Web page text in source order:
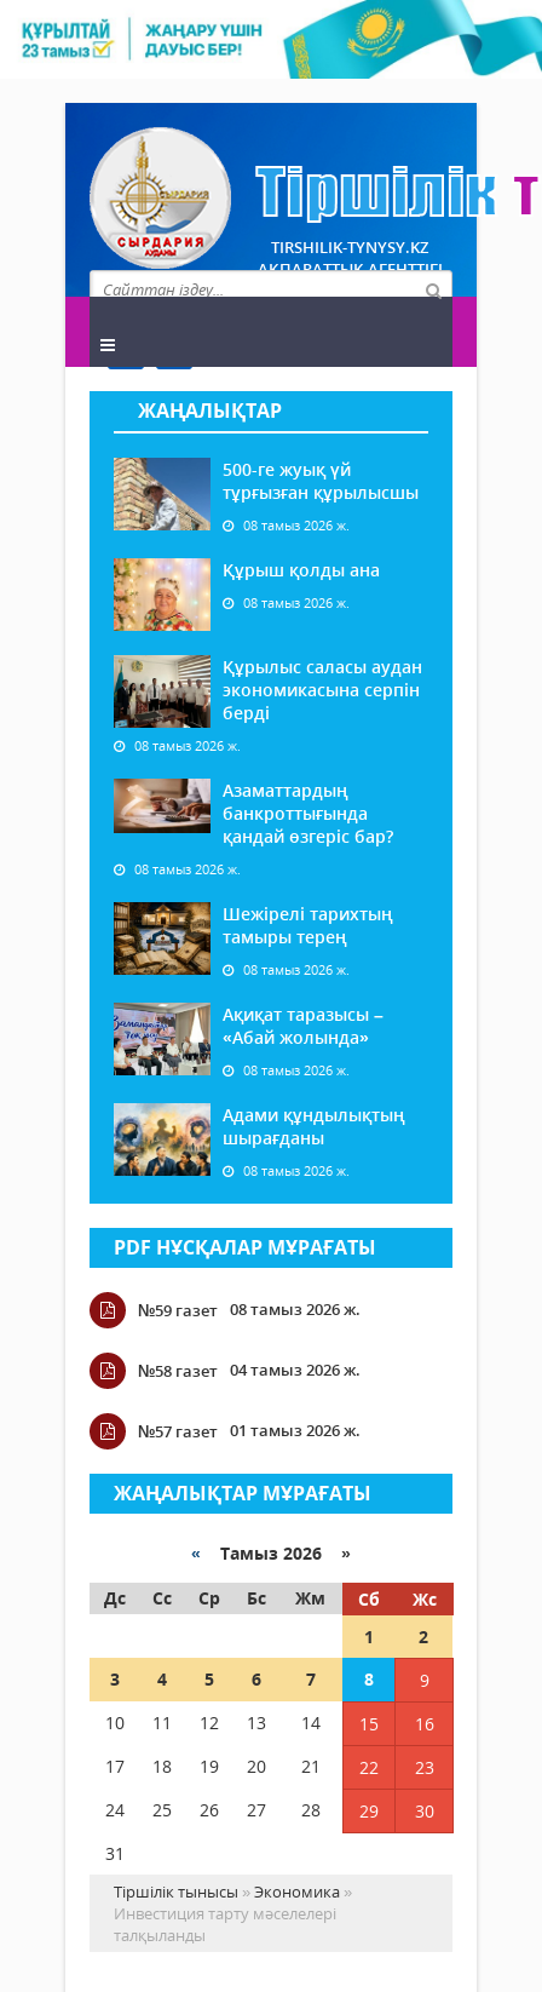
TIRSHILIK-TYNYSY.KZ
АҚПАРАТТЫҚ АГЕНТТІГІ
ЖАҢАЛЫҚТАР
500-ге жуық үй
тұрғызған құрылысшы
08 тамыз 2026 ж.
Құрыш қолды ана
08 тамыз 2026 ж.
Құрылыс саласы аудан
экономикасына серпін
берді
08 тамыз 2026 ж.
Азаматтардың
банкроттығында
қандай өзгеріс бар?
08 тамыз 2026 ж.
Шежірелі тарихтың
тамыры терең
08 тамыз 2026 ж.
Ақиқат таразысы –
«Абай жолында»
08 тамыз 2026 ж.
Адами құндылықтың
шырағданы
08 тамыз 2026 ж.
PDF НҰСҚАЛАР МҰРАҒАТЫ
№59 газет 08 тамыз 2026 ж.
№58 газет 04 тамыз 2026 ж.
№57 газет 01 тамыз 2026 ж.
ЖАҢАЛЫҚТАР МҰРАҒАТЫ
« Тамыз 2026 »
Дс
Сс Ср Бс Жм Сб
Жс
1
2
3
4 5 6 7 8
9
10
11 12 13 14 15
16
17
18 19 20 21 22
23
24
25 26 27 28 29
30
31
Тіршілік тынысы »Экономика »
Инвестиция тарту мәселелері
талқыланды